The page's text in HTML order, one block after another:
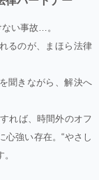
い事故…。
るのが、まほら法律
聞きながら、解決へ
れば、時間外のオフ
心強い存在。“やさし